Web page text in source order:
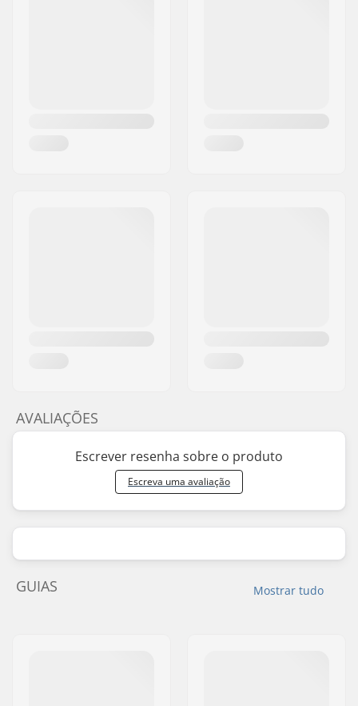
AVALIAÇÕES
Escrever resenha sobre o produto
Escreva uma avaliação
Mostrar tudo
GUIAS